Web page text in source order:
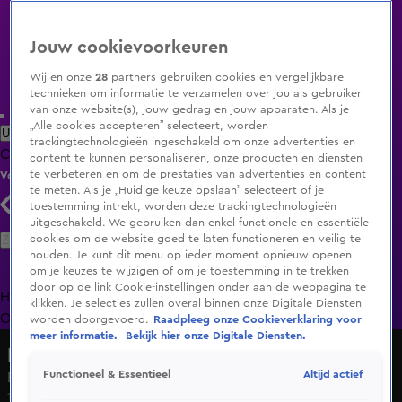
Uitzending Gemist Populaire programma's Zenders Genres
ClipsFilmsRadioSmart TV inlogShop
Volg KIJK
Zoeken
HomeUitzending Gemist Programma's De Bondgenoten
OranjezomerLivestreamsShop
Eerste beelden van aflevering 3
14 jan 2025, 17:02
Jouw cookievoorkeuren
Wij en onze28 partners gebruiken cookies en vergelijkbare
technieken om informatie te verzamelen over jou als gebruiker
van onze website(s), jouw gedrag en jouw apparaten. Als je
„Alle cookies accepteren” selecteert, worden
trackingtechnologieën ingeschakeld om onze advertenties en
content te kunnen personaliseren, onze producten en diensten
te verbeteren en om de prestaties van advertenties en content
te meten. Als je „Huidige keuze opslaan” selecteert of je
toestemming intrekt, worden deze trackingtechnologieën
uitgeschakeld. We gebruiken dan enkel functionele en essentiële
cookies om de website goed te laten functioneren en veilig te
houden. Je kunt dit menu op ieder moment opnieuw openen
om je keuzes te wijzigen of om je toestemming in te trekken
door op de link Cookie-instellingen onder aan de webpagina te
klikken. Je selecties zullen overal binnen onze Digitale Diensten
worden doorgevoerd.
Raadpleeg onze Cookieverklaring voor
meer informatie.
Bekijk hier onze Digitale Diensten.
Functioneel & Essentieel Altijd actief